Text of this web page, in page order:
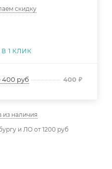
скидку
1 КЛИК
400 руб 400 ₽
из наличия
и ЛО от 1200 руб